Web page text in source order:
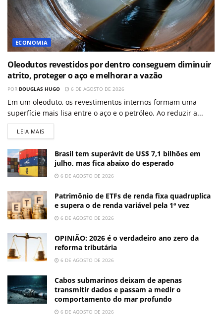
ECONOMIA
Oleodutos revestidos por dentro conseguem diminuir
atrito, proteger o aço e melhorar a vazão
POR DOUGLAS HUGO 6 DE AGOSTO DE 2026
Em um oleoduto, os revestimentos internos formam uma
superfície mais lisa entre o aço e o petróleo. Ao reduzir a...
LEIA MAIS
Brasil tem superávit de US$ 7,1 bilhões em
julho, mas fica abaixo do esperado
6 DE AGOSTO DE 2026
Patrimônio de ETFs de renda fixa quadruplica
e supera o de renda variável pela 1ª vez
6 DE AGOSTO DE 2026
OPINIÃO: 2026 é o verdadeiro ano zero da
reforma tributária
6 DE AGOSTO DE 2026
Cabos submarinos deixam de apenas
transmitir dados e passam a medir o
comportamento do mar profundo
6 DE AGOSTO DE 2026